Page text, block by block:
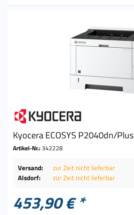
Kyocera ECOSYS P2040dn/Plus
Artikel-Nr.:342228
Versand:
zur Zeit nicht lieferbar
Alsdorf:
zur Zeit nicht lieferbar
453,90 € *